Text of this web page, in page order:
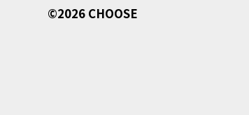
©2026 CHOOSE